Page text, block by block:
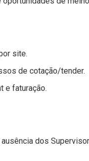
site.
de cotação/tender.
e faturação.
dos